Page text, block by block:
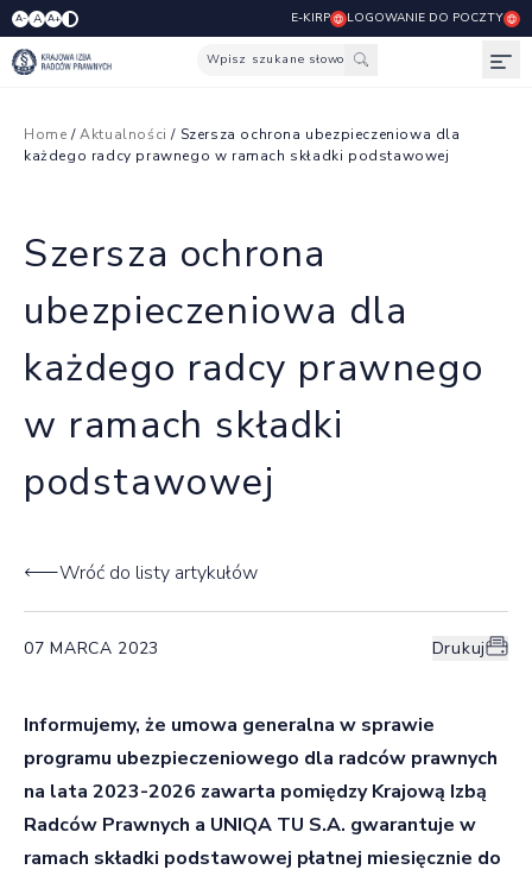
A- A A+ E-KIRP LOGOWANIE DO POCZTY
Wpisz szukane słowo
Home /Aktualności / Szersza ochrona ubezpieczeniowa dla
każdego radcy prawnego w ramach składki podstawowej
Szersza ochrona
ubezpieczeniowa dla
każdego radcy prawnego
w ramach składki
podstawowej
Wróć do listy artykułów
07 MARCA 2023 Drukuj
Informujemy, że umowa generalna w sprawie
programu ubezpieczeniowego dla radców prawnych
na lata 2023-2026 zawarta pomiędzy Krajową Izbą
Radców Prawnych a UNIQA TU S.A. gwarantuje w
ramach składki podstawowej płatnej miesięcznie do